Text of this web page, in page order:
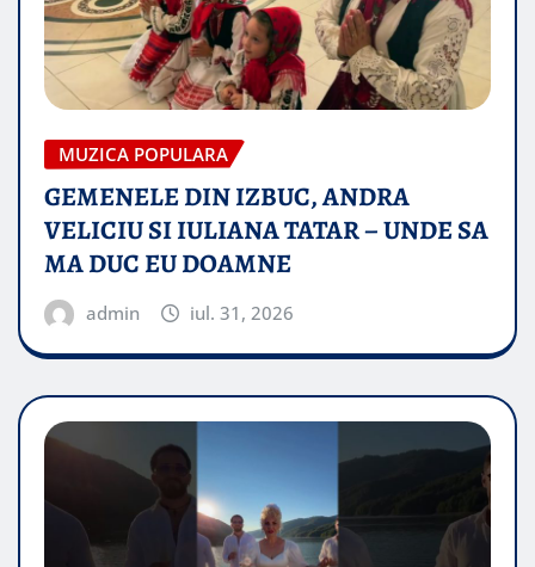
MUZICA POPULARA
GEMENELE DIN IZBUC, ANDRA
VELICIU SI IULIANA TATAR – UNDE SA
MA DUC EU DOAMNE
admin iul. 31, 2026